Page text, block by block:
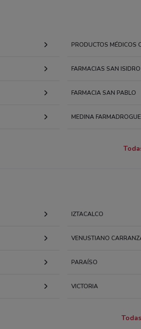
PRODUCTOS MÉDICOS
FARMACIAS SAN
FARMACIA SAN PABLO
MEDINA
IZTACALCO
VENUSTIANO
PARAÍSO
VICTORIA